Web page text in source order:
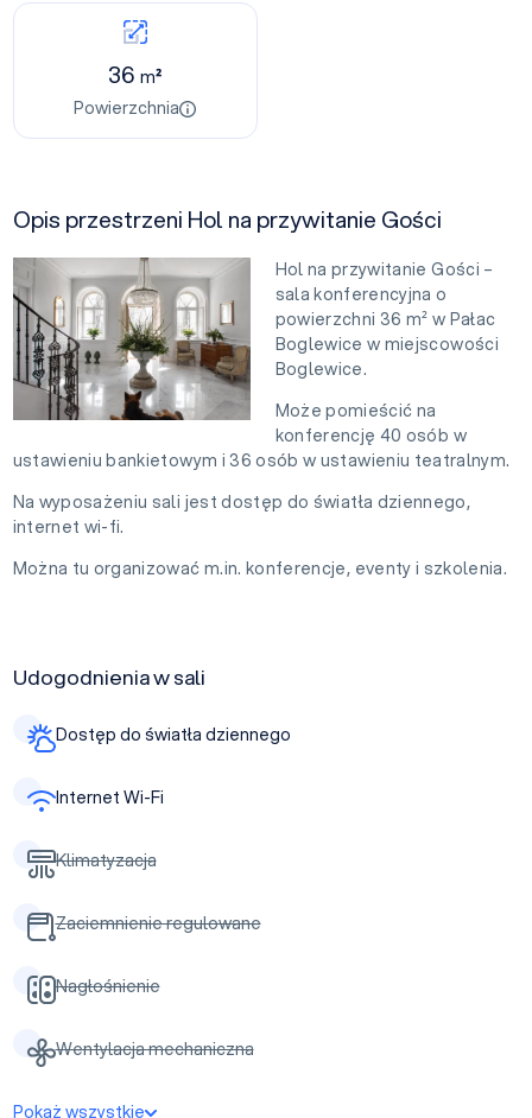
36m²
Powierzchnia
Opis przestrzeni Hol na przywitanie Gości
Hol na przywitanie Gości –
sala konferencyjna o
powierzchni 36 m² w Pałac
Boglewice w miejscowości
Boglewice.
Może pomieścić na
konferencję 40 osób w
ustawieniu bankietowym i 36 osób w ustawieniu teatralnym.
Na wyposażeniu sali jest dostęp do światła dziennego,
internet wi-fi.
Można tu organizować m.in. konferencje, eventy i szkolenia.
Udogodnienia w sali
Dostęp do światła dziennego
Internet Wi-Fi
Klimatyzacja
Zaciemnienie regulowane
Nagłośnienie
Wentylacja mechaniczna
Pokaż wszystkie